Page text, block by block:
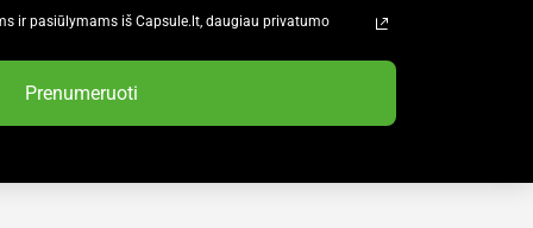
ir pasiūlymams iš Capsule.lt, daugiau privatumo
Prenumeruoti